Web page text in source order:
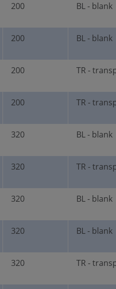
200 BL - blank
200 BL - blank
200 TR -
200 TR -
320 BL - blank
320 TR -
320 BL - blank
320 BL - blank
320 TR -